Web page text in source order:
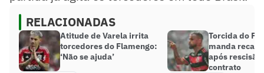
RELACIONADAS
Atitude de Varela irrita
torcedores do Flamengo:
‘Não se ajuda’
Torcida do
manda
após rescisão
contrato